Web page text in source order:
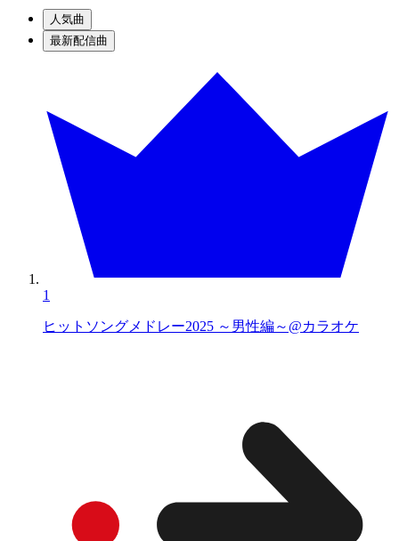
人気曲
最新配信曲
1
ヒットソングメドレー2025 ～男性編～@カラオケ